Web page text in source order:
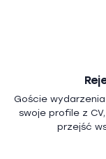
Goście
swoje profile z
przejść